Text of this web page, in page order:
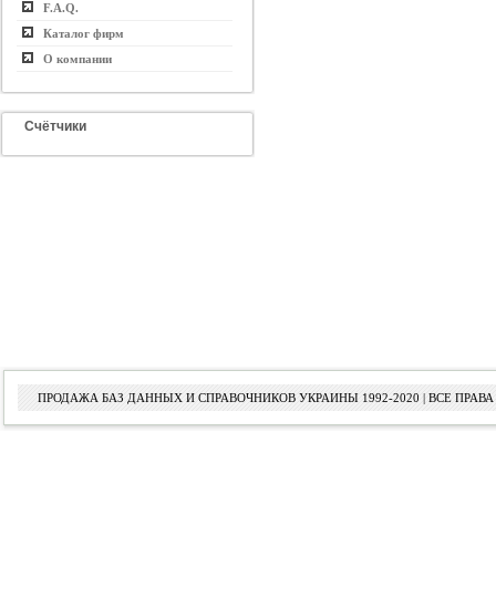
F.A.Q.
Каталог фирм
О компании
Счётчики
ПРОДАЖА БАЗ ДАННЫХ И СПРАВОЧНИКОВ УКРАИНЫ 1992-2020 | ВСЕ